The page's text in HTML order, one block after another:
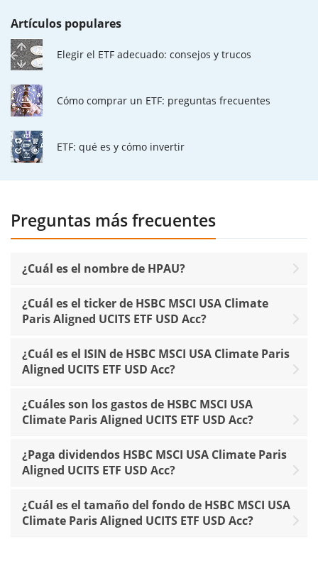
Artículos populares
Elegir el ETF adecuado: consejos y trucos
Cómo comprar un ETF: preguntas frecuentes
ETF: qué es y cómo invertir
Preguntas más frecuentes
¿Cuál es el nombre de HPAU?
¿Cuál es el ticker de HSBC MSCI USA Climate
Paris Aligned UCITS ETF USD Acc?
¿Cuál es el ISIN de HSBC MSCI USA Climate Paris
Aligned UCITS ETF USD Acc?
¿Cuáles son los gastos de HSBC MSCI USA
Climate Paris Aligned UCITS ETF USD Acc?
¿Paga dividendos HSBC MSCI USA Climate Paris
Aligned UCITS ETF USD Acc?
¿Cuál es el tamaño del fondo de HSBC MSCI USA
Climate Paris Aligned UCITS ETF USD Acc?